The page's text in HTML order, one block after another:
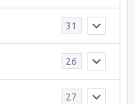
31
26
27